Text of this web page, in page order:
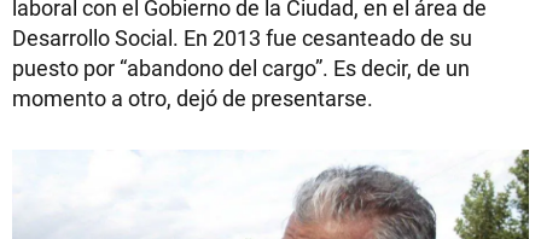
laboral con el Gobierno de la Ciudad, en el área de
Desarrollo Social. En 2013 fue cesanteado de su
puesto por “abandono del cargo”. Es decir, de un
momento a otro, dejó de presentarse.